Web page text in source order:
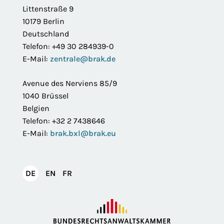
Littenstraße 9
10179 Berlin
Deutschland
Telefon: +49 30 284939-0
E-Mail: zentrale@brak.de
Avenue des Nerviens 85/9
1040 Brüssel
Belgien
Telefon: +32 2 7438646
E-Mail: brak.bxl@brak.eu
DEDeutsch
EN English
FR